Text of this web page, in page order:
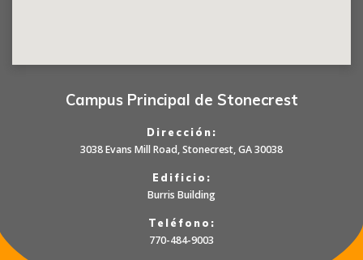
Campus Principal de Stonecrest
Dirección:
3038 Evans Mill Road, Stonecrest, GA 30038
Edificio:
Burris Building
Teléfono:
770-484-9003